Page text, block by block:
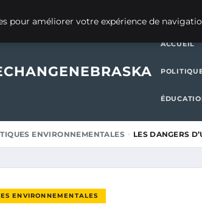
ACCUEIL
ENVIRONNEMENTALES LES DANGERS
ENVIRONNEMENTALES
pour améliorer votre expérience de